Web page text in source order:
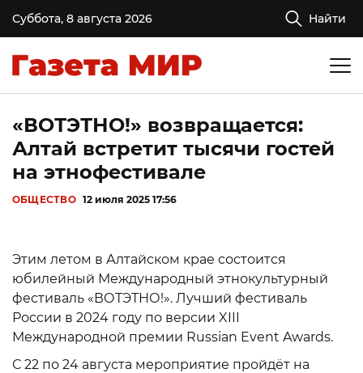
Суббота, 8 августа 2026 Найти
«ВОТЭТНО!» возвращается:
Алтай встретит тысячи гостей
на этнофестивале
ОБЩЕСТВО 12 июля 2025 17:56
Этим летом в Алтайском крае состоится
юбилейный Международный этнокультурный
фестиваль «ВОТЭТНО!». Лучший фестиваль
России в 2024 году по версии XIII
Международной премии Russian Event Awards.
С 22 по 24 августа мероприятие пройдёт на